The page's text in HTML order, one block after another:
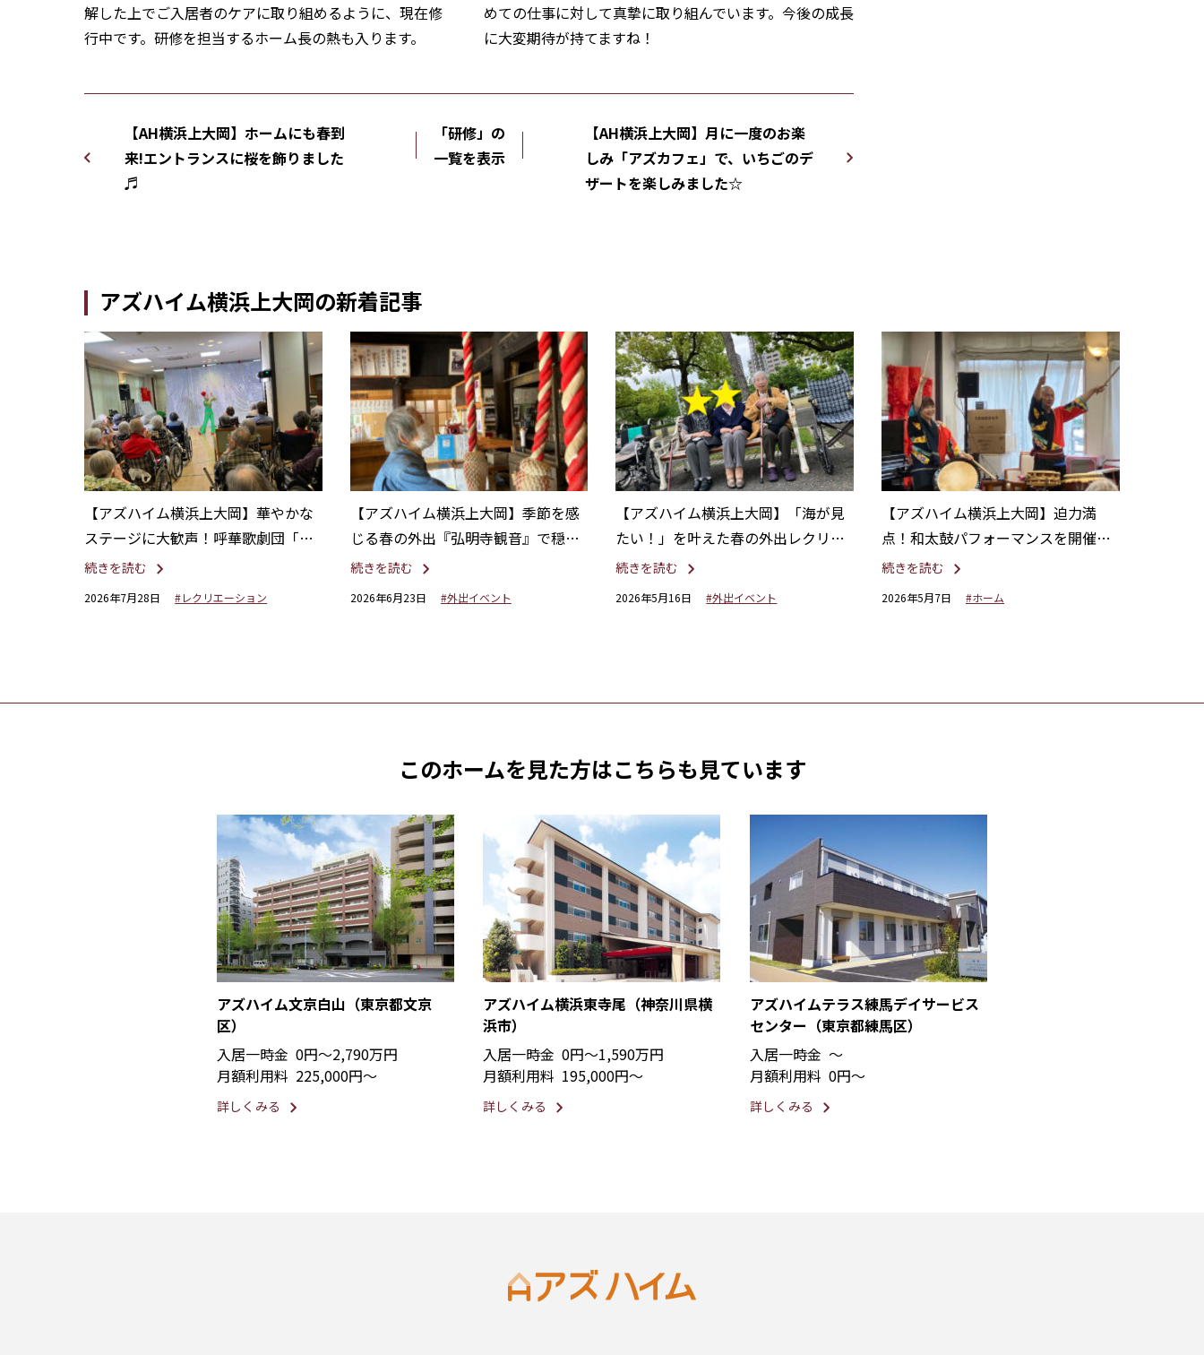
解した上でご入居者のケアに取り組めるように、現在修
行中です。研修を担当するホーム長の熱も入ります。
めての仕事に対して真摯に取り組んでいます。今後の成長
に大変期待が持てますね！
【AH横浜上大岡】ホームにも春到
来!エントランスに桜を飾りました
♬
【AH横浜上大岡】月に一度のお楽
しみ「アズカフェ」で、いちごのデ
ザートを楽しみました☆
「研修」の
一覧を表示
アズハイム横浜上大岡の新着記事
【アズハイム横浜上大岡】華やかな
ステージに大歓声！呼華歌劇団「懐
かしの歌謡ショー」
続きを読む
2026年7月28日 #レクリエーション
【アズハイム横浜上大岡】季節を感
じる春の外出『弘明寺観音』で穏や
かな時間
続きを読む
2026年6月23日 #外出イベント
【アズハイム横浜上大岡】「海が見
たい！」を叶えた春の外出レクリエ
ーション
続きを読む
2026年5月16日 #外出イベント
【アズハイム横浜上大岡】迫力満
点！和太鼓パフォーマンスを開催し
ました。
続きを読む
2026年5月7日 #ホーム
このホームを見た方はこちらも見ています
アズハイム文京白山（東京都文京
区）
入居一時金 0円〜2,790万円
月額利用料 225,000円〜
詳しくみる
アズハイム横浜東寺尾（神奈川県横
浜市）
入居一時金 0円〜1,590万円
月額利用料 195,000円〜
詳しくみる
アズハイムテラス練馬デイサービス
センター（東京都練馬区）
入居一時金 〜
月額利用料 0円〜
詳しくみる